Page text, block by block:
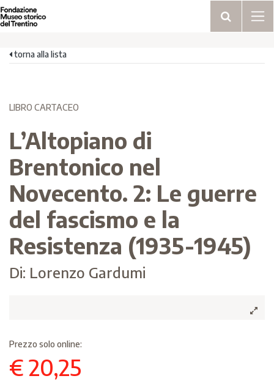
torna alla lista
LIBRO CARTACEO
L’Altopiano di
Brentonico nel
Novecento. 2: Le guerre
del fascismo e la
Resistenza (1935-1945)
Di: Lorenzo Gardumi
Prezzo solo online:
€ 20,25